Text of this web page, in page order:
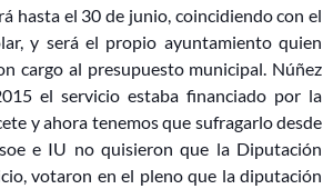
hasta el 30 de junio, coincidiendo con el
y será el propio ayuntamiento quien
cargo al presupuesto municipal. Núñez
el servicio estaba financiado por la
y ahora tenemos que sufragarlo desde
e IU no quisieron que la Diputación
votaron en el pleno que la diputación